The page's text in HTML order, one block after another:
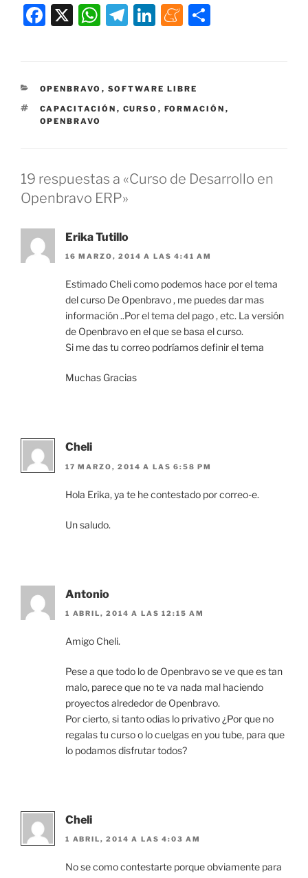
F
e
b
o
X
W
s
A
T
gr
a
Li
e
dI
M
e
a ar
CATEGORÍAS
OPENBRAVO , SOFTWARE LIBRE
ETIQUETAS
CAPACITACIÓN , CURSO , FORMACIÓN ,
OPENBRAVO
19 respuestas a «Curso de Desarrollo en
Openbravo ERP»
Erika Tutillo
16 MARZO, 2014 A LAS 4:41 AM
Estimado Cheli como podemos hace por el tema
del curso De Openbravo , me puedes dar mas
información ..Por el tema del pago , etc. La versión
de Openbravo en el que se basa el curso.
Si me das tu correo podríamos definir el tema
Muchas Gracias
Cheli
17 MARZO, 2014 A LAS 6:58 PM
Hola Erika, ya te he contestado por correo-e.
Un saludo.
Antonio
1 ABRIL, 2014 A LAS 12:15 AM
Amigo Cheli.
Pese a que todo lo de Openbravo se ve que es tan
malo, parece que no te va nada mal haciendo
proyectos alrededor de Openbravo.
Por cierto, si tanto odias lo privativo ¿Por que no
regalas tu curso o lo cuelgas en you tube, para que
lo podamos disfrutar todos?
Cheli
1 ABRIL, 2014 A LAS 4:03 AM
No se como contestarte porque obviamente para